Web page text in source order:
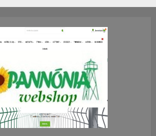
2026.JÚLIUS.23. CSÜTÖRTÖK.
0